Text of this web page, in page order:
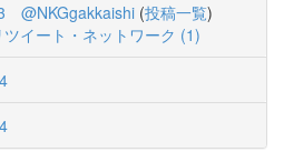
@NKGgakkaishi (投稿一覧)
ツイート・ネットワーク (1)